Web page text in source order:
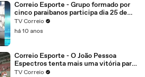
Correio Esporte - Grupo formado por
cinco paraibanos participa dia 25 de
setembro da edição 2016 da regata
refeno, considerada uma das maiores
TV Correio
há 10 anos
Correio Esporte - O João Pessoa
Espectros tenta mais uma vitória para
garantir vantagem
TV Correio